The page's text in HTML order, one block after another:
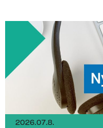
2026.07.8.